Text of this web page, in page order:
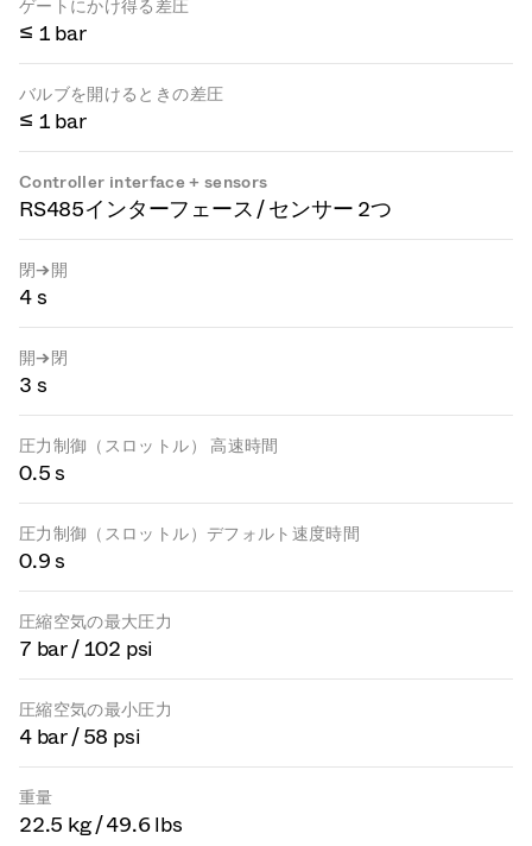
ゲートにかけ得る差圧
≤ 1 bar
バルブを開けるときの差圧
≤ 1 bar
Controller interface + sensors
RS485インターフェース / センサー 2つ
閉→開
4 s
開→閉
3 s
圧力制御（スロットル） 高速時間
0.5 s
圧力制御（スロットル）デフォルト速度時間
0.9 s
圧縮空気の最大圧力
7 bar / 102 psi
圧縮空気の最小圧力
4 bar / 58 psi
重量
22.5 kg / 49.6 lbs